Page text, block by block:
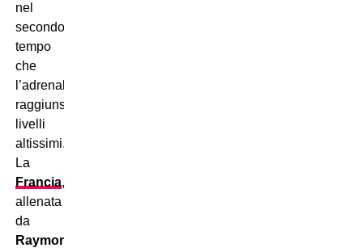
nel
secondo
tempo
che
l’adrenalina
raggiunse
livelli
altissimi.
La
Francia,
allenata
da
Raymond